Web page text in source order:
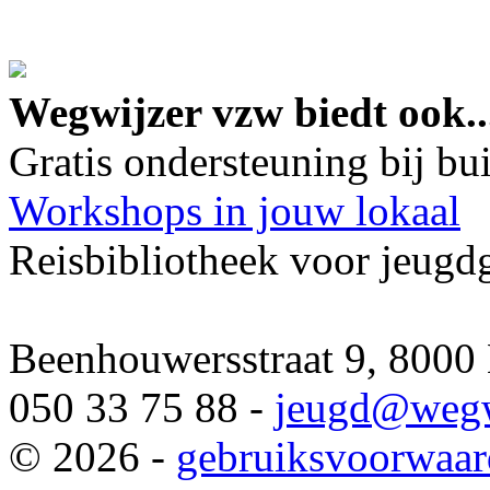
Wegwijzer vzw biedt
Gratis ondersteuning bij
Workshops in jouw lokaal
Reisbibliotheek voor
Beenhouwersstraat 9,
050 33 75 88 - jeugd
© 2026 -